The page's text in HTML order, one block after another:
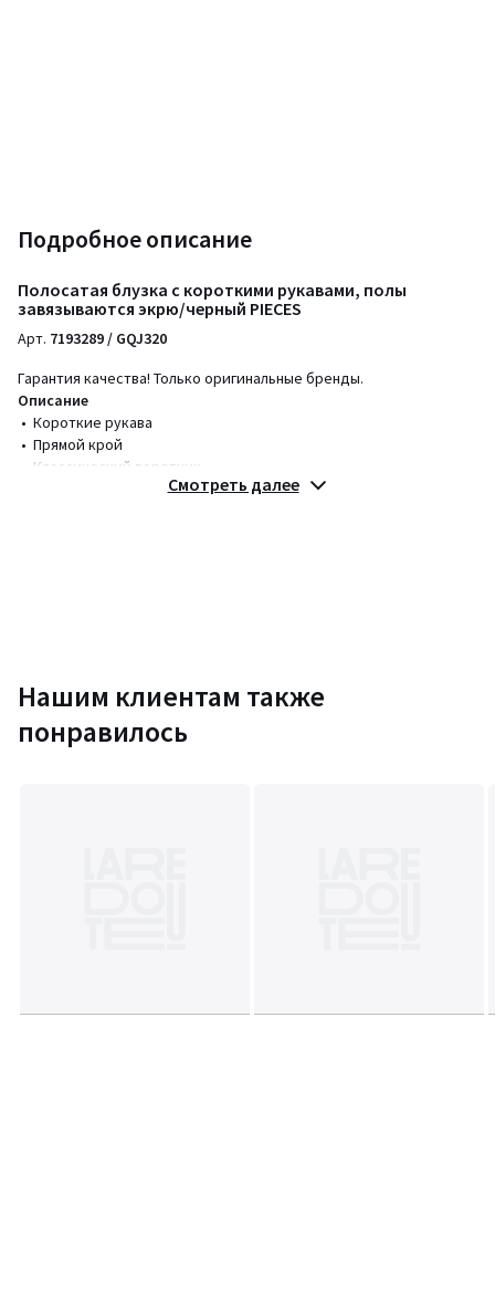
Подробное описание
Полосатая блузка с короткими рукавами, полы
завязываются экрю/черный PIECES
Арт. 7193289 / GQJ320
Гарантия качества! Только оригинальные бренды.
Описание
• Короткие рукава
• Прямой крой
• Классический воротник
Смотреть далее
Нашим клиентам также
понравилось